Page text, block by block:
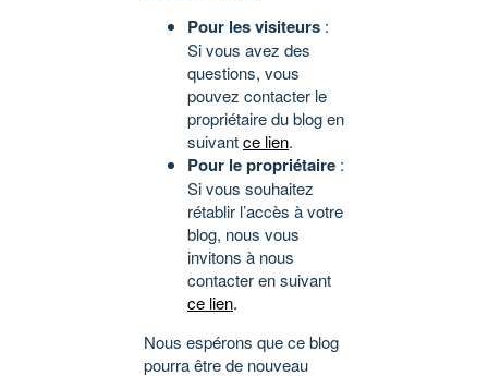
Pour les visiteurs :
Si vous avez des
questions, vous
pouvez contacter le
propriétaire du blog en
suivantce lien.
Pour le propriétaire :
Si vous souhaitez
rétablir l’accès à votre
blog, nous vous
invitons à nous
contacter en suivant
ce lien.
Nous espérons que ce blog
pourra être de nouveau